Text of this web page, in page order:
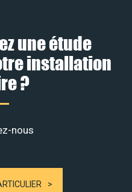
une étude
installation
?
nous